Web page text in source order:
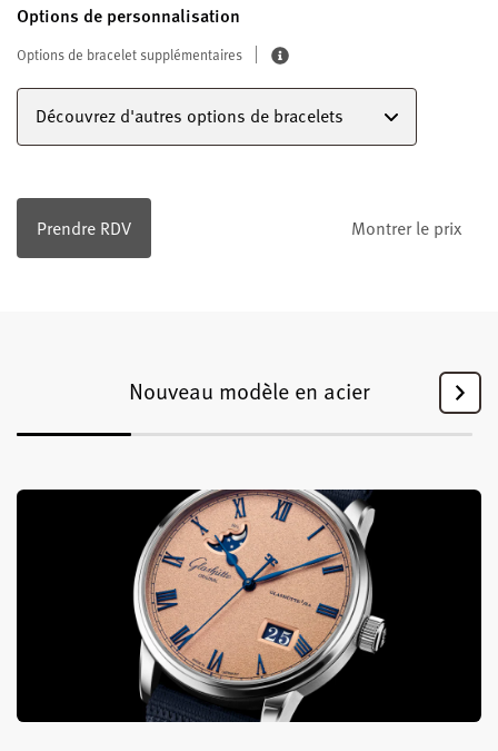
Options de personnalisation
Options de bracelet supplémentaires
Découvrez d'autres options de bracelets
Prendre RDV Montrer le prix
Nouveau modèle en acier